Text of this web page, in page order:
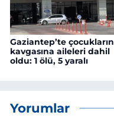
Gaziantep’te çocukların
kavgasına aileleri dahil
oldu: 1 ölü, 5 yaralı
Yorumlar